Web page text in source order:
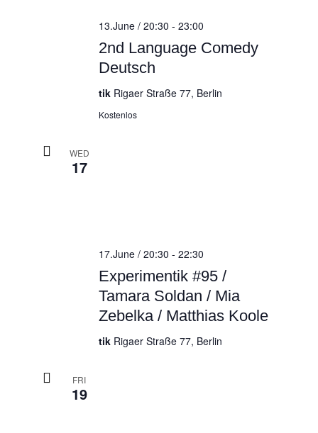
2nd Language Comedy
Deutsch
13.June / 20:30 - 23:00
tik Rigaer Straße 77, Berlin
Kostenlos
WED
17
Experimentik #95 /
Tamara Soldan / Mia
Zebelka / Matthias Koole
17.June / 20:30 - 22:30
tik Rigaer Straße 77, Berlin
FRI
19